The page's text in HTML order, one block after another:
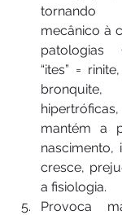
mecânico à
patologias
“ites” =
mantém a
cresce,
a fisiologia.
Provoca